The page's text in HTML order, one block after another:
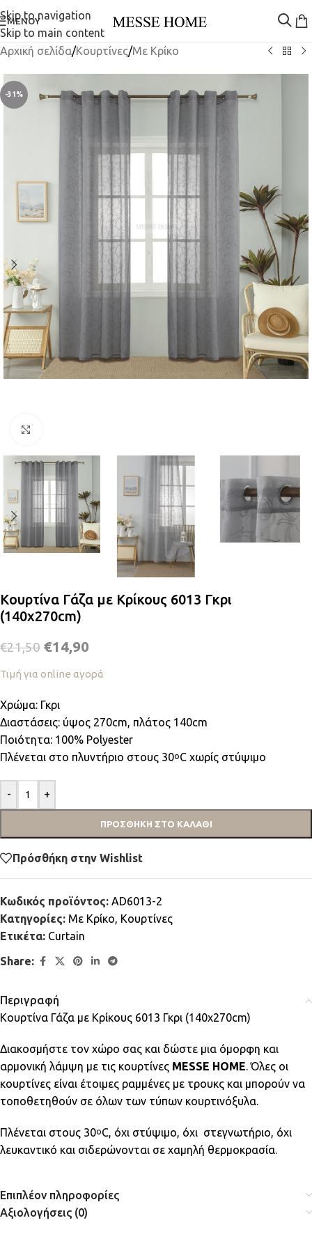
Skip to navigation
Skip to main content
ΜΕΝΟΎ
Αρχική σελίδα/Κουρτίνες/Mε Κρίκο
-31%
Κουρτίνα Γάζα με Κρίκους 6013 Γκρι
(140x270cm)
€21,50 €14,90
Τιμή για online αγορά
Χρώμα: Γκρι
Διαστάσεις: ύψος 270cm, πλάτος 140cm
Ποιότητα: 100% Polyester
Πλένεται στο πλυντήριο στους 30οC χωρίς στύψιμο
- +
ΠΡΟΣΘΉΚΗ ΣΤΟ ΚΑΛΆΘΙ
Πρόσθήκη στην Wishlist
Κωδικός προϊόντος: AD6013-2
Κατηγορίες: Mε Κρίκο, Κουρτίνες
Ετικέτα: Curtain
Share:
Περιγραφή
Κουρτίνα Γάζα με Κρίκους 6013 Γκρι (140x270cm)
Διακοσμήστε τον χώρο σας και δώστε μια όμορφη και
αρμονική λάμψη με τις κουρτίνες MESSE HOME. Όλες οι
κουρτίνες είναι έτοιμες ραμμένες με τρουκς και μπορούν να
τοποθετηθούν σε όλων των τύπων κουρτινόξυλα.
Πλένεται στους 30οC, όχι στύψιμο, όχι στεγνωτήριο, όχι
λευκαντικό και σιδερώνονται σε χαμηλή θερμοκρασία.
Επιπλέον πληροφορίες
Αξιολογήσεις (0)